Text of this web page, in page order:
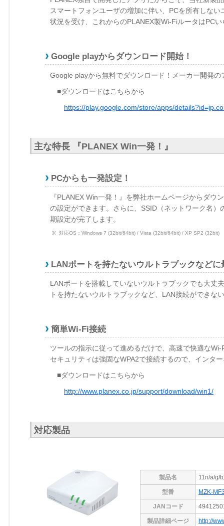
スマートフォンユーザの増加に伴い、PCを所有しな
状況を受け、これからのPLANEX製Wi-FiルータはPC
Google playからダウンロード開始！
Google playから無料でダウンロード！メーカー開発
■ダウンロードはこちらから
https://play.google.com/store/apps/
主な特長 『PLANEX Win一発！』
PCからも一発設定！
『PLANEX Win一発！』を弊社ホームページからダ
の設定ができます。さらに、SSID（ネットワーク名
期設定が完了します。
対応OS：Windows 7 (32bit/64bit) / Vista (32bit/64bit) / XP SP2 (32bit)
LANポートを持たないウルトラブックなどに
LANポートを搭載していないウルトラブックでも大丈
トを持たないウルトラブックなど、LAN接続ができな
簡単Wi-Fi接続
ツールの指示に従って進めるだけで、高速で快適な
セキュリティは強固なWPA2で接続するので、インタ
■ダウンロードはこちらから
http://www.planex.co.jp/support/download/win1/
対応製品
製品名 11n/a/g/
型番 MZK-
JANコード
製品詳細ページ http://